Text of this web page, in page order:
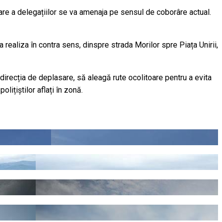
a delegațiilor se va amenaja pe sensul de coborâre actual.
realiza în contra sens, dinspre strada Morilor spre Piața Unirii,
de deplasare, să aleagă rute ocolitoare pentru a evita
aflați în zonă.